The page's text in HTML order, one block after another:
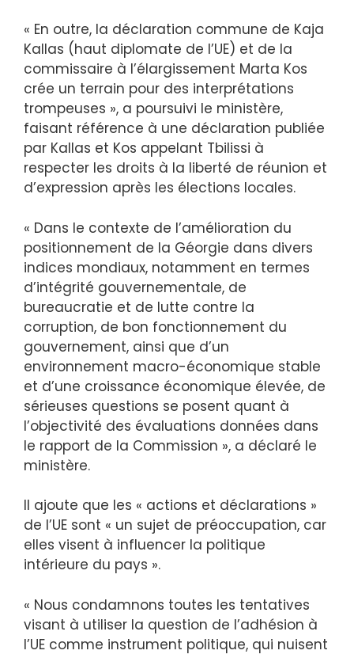
« En outre, la déclaration commune de Kaja
Kallas (haut diplomate de l’UE) et de la
commissaire à l’élargissement Marta Kos
crée un terrain pour des interprétations
trompeuses », a poursuivi le ministère,
faisant référence à une déclaration publiée
par Kallas et Kos appelant Tbilissi à
respecter les droits à la liberté de réunion et
d’expression après les élections locales.
« Dans le contexte de l’amélioration du
positionnement de la Géorgie dans divers
indices mondiaux, notamment en termes
d’intégrité gouvernementale, de
bureaucratie et de lutte contre la
corruption, de bon fonctionnement du
gouvernement, ainsi que d’un
environnement macro-économique stable
et d’une croissance économique élevée, de
sérieuses questions se posent quant à
l’objectivité des évaluations données dans
le rapport de la Commission », a déclaré le
ministère.
Il ajoute que les « actions et déclarations »
de l’UE sont « un sujet de préoccupation, car
elles visent à influencer la politique
intérieure du pays ».
« Nous condamnons toutes les tentatives
visant à utiliser la question de l’adhésion à
l’UE comme instrument politique, qui nuisent